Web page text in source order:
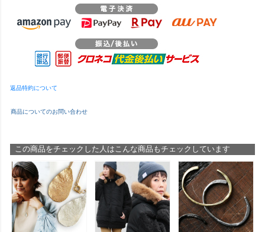
返品特約について
商品についてのお問い合わせ
この商品をチェックした人はこんな商品もチェックしています